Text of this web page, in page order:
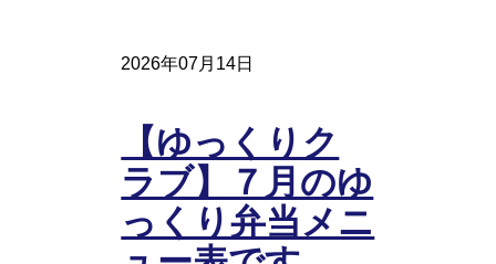
2026年07月14日
【ゆっくりク
ラブ】７月のゆ
っくり弁当メニ